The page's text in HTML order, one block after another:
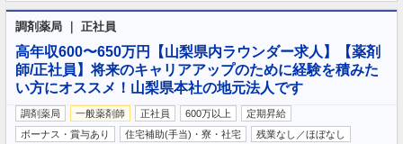
調剤薬局 ｜ 正社員
高年収600〜650万円【山梨県内ラウンダー求人】【薬剤
師/正社員】将来のキャリアアップのために経験を積みた
い方にオススメ！山梨県本社の地元法人です
調剤薬局 一般薬剤師 正社員 600万以上
定期昇給
ボーナス・賞与あり
住宅補助(手当)・寮・社宅
残業なし／ほぼなし